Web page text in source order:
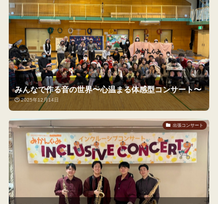
みんなで作る音の世界〜心温まる体感型コンサート〜
2025年12月14日
出張コンサート